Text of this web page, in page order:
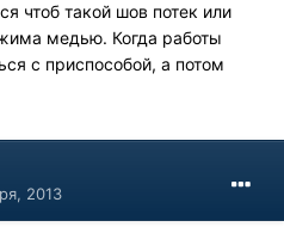
чтоб такой шов потек или
медью. Когда работы
с приспособой, а потом
2013